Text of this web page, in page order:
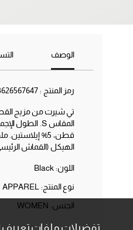
تفضيلات ملفات تعريف
الوصف
رمز المنتج :
تي شيرت من مزيج
الهيكل (القماش الرئيسي): 95% قطن، 5%
اللون:Black
نوع المنتج: APPAREL
الجنس: WOMEN